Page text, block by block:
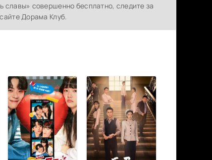
славы» совершенно бесплатно, следите за
Дорама Клуб.